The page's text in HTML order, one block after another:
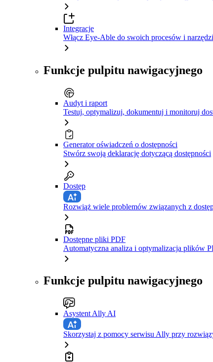
Integracje
Włącz Eye-Able do swoich procesów i narzędzi
Funkcje pulpitu nawigacyjnego
Audyt i raport
Testuj, optymalizuj, dokumentuj i monitoruj
Generator oświadczeń o dostępności
Stwórz swoją deklarację dotyczącą dostępności
Dostęp
Rozwiąż wiele problemów związanych z
Dostępne pliki PDF
Automatyczna analiza i optymalizacja plików
Funkcje pulpitu nawigacyjnego
Asystent Ally AI
Skorzystaj z pomocy serwisu Ally przy